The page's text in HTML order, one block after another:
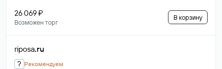
26 069 ₽
Возможен торг
В корзину
riposa.ru
? Рекомендуем